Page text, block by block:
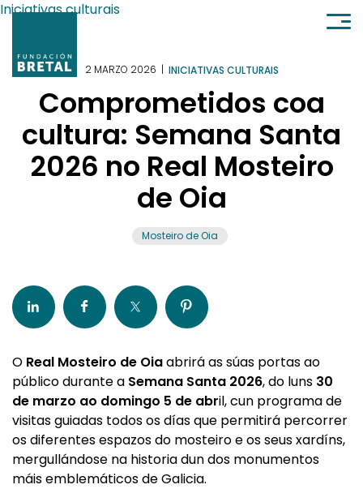
Ir al contenido
Iniciativas culturais
2 MARZO 2026 | INICIATIVAS CULTURAIS
Comprometidos coa
cultura: Semana Santa
2026 no Real Mosteiro
de Oia
Mosteiro de Oia
O Real Mosteiro de Oiaabrirá as súas portas ao
público durante a Semana Santa 2026, do luns 30
de marzo ao domingo 5 de abril, cun programa de
visitas guiadas todos os días que permitirá percorrer
os diferentes espazos do mosteiro e os seus xardíns,
mergullándose na historia dun dos monumentos
máis emblemáticos de Galicia.